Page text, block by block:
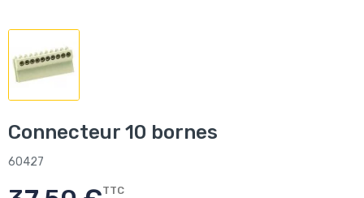
Connecteur 10 bornes
60427
TTC